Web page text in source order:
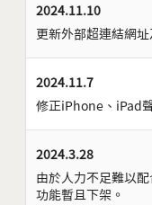
2024.11.10
更新外部超連結網址
2024.11.7
修正iPhone、iPad
2024.3.28
由於人力不足難以
功能暫且下架。